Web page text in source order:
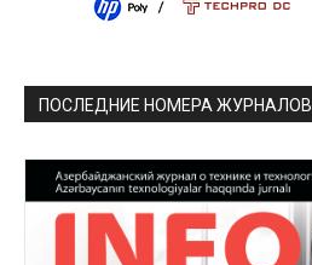
ПОСЛЕДНИЕ НОМЕРА ЖУРНАЛОВ